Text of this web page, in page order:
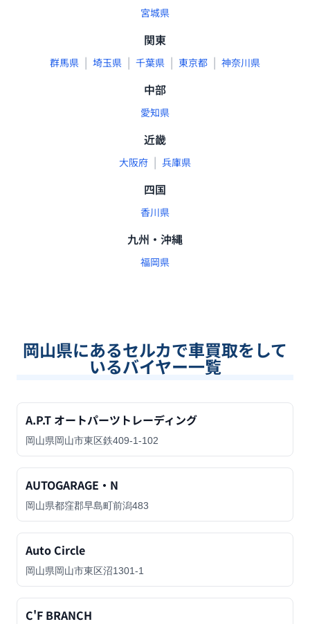
宮城県
関東
群馬県 | 埼玉県 | 千葉県 | 東京都 | 神奈川県
中部
愛知県
近畿
大阪府 | 兵庫県
四国
香川県
九州・沖縄
福岡県
岡山県にあるセルカで車買取をして
いるバイヤー一覧
A.P.T オートパーツトレーディング
岡山県岡山市東区鉄409-1-102
AUTOGARAGE・N
岡山県都窪郡早島町前潟483
Auto Circle
岡山県岡山市東区沼1301-1
C'F BRANCH